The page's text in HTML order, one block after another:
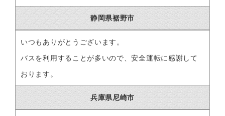
静岡県裾野市
いつもありがとうございます。
バスを利用することが多いので、安全運転に感謝して
おります。
兵庫県尼崎市